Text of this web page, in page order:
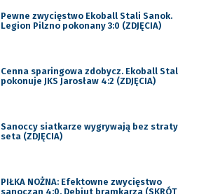
Pewne zwycięstwo Ekoball Stali Sanok.
Legion Pilzno pokonany 3:0 (ZDJĘCIA)
Cenna sparingowa zdobycz. Ekoball Stal
pokonuje JKS Jarosław 4:2 (ZDJĘCIA)
Sanoccy siatkarze wygrywają bez straty
seta (ZDJĘCIA)
PIŁKA NOŻNA: Efektowne zwycięstwo
sanoczan 4:0. Debiut bramkarza (SKRÓT